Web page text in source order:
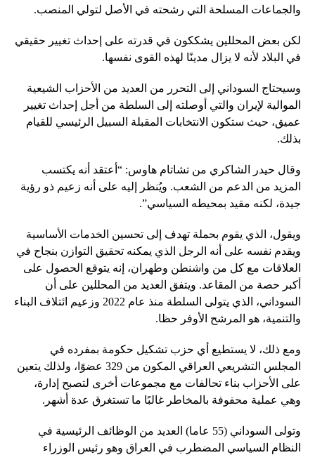
والجماعات المسلحة التي رشحته في الأصل لتولي المنصب.
لكن بعض المحللين يشككون في قدرته على إحداث تغيير حقيقي
في البلاد لأنه لا يزال مدينًا لهذه القوى نفسها.
وسيحتاج السوداني إلى التحرر من العديد من الأحزاب الشيعية
الموالية لإيران والتي أوصلته إلى السلطة من أجل إحداث تغيير
عميق، حيث ستكون الانتخابات المقبلة السبيل الرئيسي للقيام
بذلك.
وقال حيدر الشاكري من تشاتام هاوس: “أعتقد أنه يكتسب
المزيد من الدعم من الشعب. ويُنظر إليه على أنه زعيم ذو رؤية
جيدة، لكنه مقيد بمحيطه السياسي”.
ويقول، الذي يقوم بحملة تهدف إلى تحسين الخدمات الأساسية
ويقدم نفسه على أنه الرجل الذي يمكنه تحقيق التوازن بنجاح في
العلاقات مع كل من واشنطن وطهران، إنه يتوقع الحصول على
أكبر حصة من المقاعد. ويتفق العديد من المحللين على أن
السوداني، الذي يتولى السلطة منذ عام 2022 وزعيم ائتلاف البناء
والتنمية، هو المرشح الأوفر حظا.
ومع ذلك، لا يستطيع أي حزب تشكيل حكومة بمفرده في
المجلس التشريعي العراقي المكون من 329 عضوًا، ولذلك يتعين
على الأحزاب بناء تحالفات مع مجموعات أخرى لتصبح إدارة،
وهي عملية محفوفة بالمخاطر غالبًا ما تستغرق عدة أشهر.
وتولى السوداني (55 عاما) العديد من الوظائف الرئيسية في
النظام السياسي المضطرب في العراق وهو رئيس الوزراء